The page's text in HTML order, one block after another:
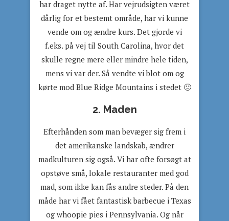
har draget nytte af. Har vejrudsigten været
dårlig for et bestemt område, har vi kunne
vende om og ændre kurs. Det gjorde vi
f.eks. på vej til South Carolina, hvor det
skulle regne mere eller mindre hele tiden,
mens vi var der. Så vendte vi blot om og
kørte mod Blue Ridge Mountains i stedet 🙂
2. Maden
Efterhånden som man bevæger sig frem i
det amerikanske landskab, ændrer
madkulturen sig også. Vi har ofte forsøgt at
opstøve små, lokale restauranter med god
mad, som ikke kan fås andre steder. På den
måde har vi fået fantastisk barbecue i Texas
og whoopie pies i Pennsylvania. Og når